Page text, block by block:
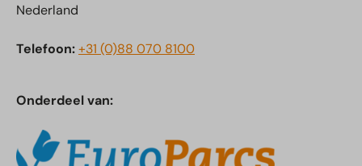
Nederland
Telefoon:+31 (0)88 070 8100
Onderdeel van: